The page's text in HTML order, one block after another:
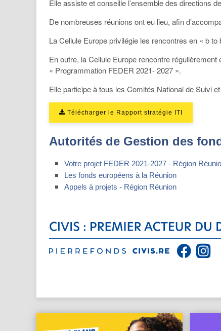
Elle assiste et conseille l’ensemble des directions
De nombreuses réunions ont eu lieu, afin
La Cellule Europe privilégie les rencontres en « b
En outre, la Cellule Europe rencontre
« Programmation FEDER 2021- 2027 ».
Elle participe à tous les Comités National de Suivi
Télécharger le Rapport stratégie ITI
Autorités de Gestion des
Votre projet FEDER 2021-2027 - Région
Les fonds européens à la Réunion
Appels à projets - Région Réunion